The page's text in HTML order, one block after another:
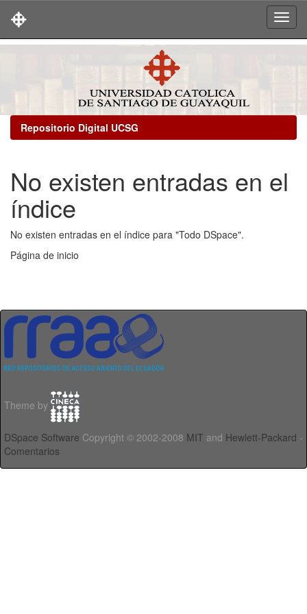
Repositorio Digital UCSG
No existen entradas en el
índice
No existen entradas en el índice para "Todo DSpace".
Página de inicio
Theme by
DSpace Software Copyright © 2002-2008 MIT and Hewlett-Packard -
Comentarios